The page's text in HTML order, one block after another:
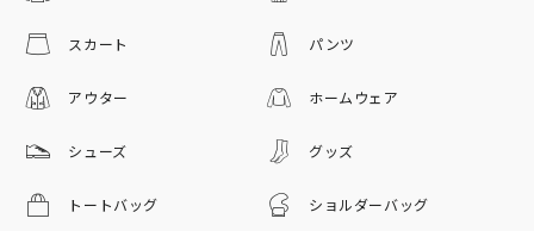
スカート パンツ
アウター ホームウェア
シューズ グッズ
トートバッグ ショルダーバッグ